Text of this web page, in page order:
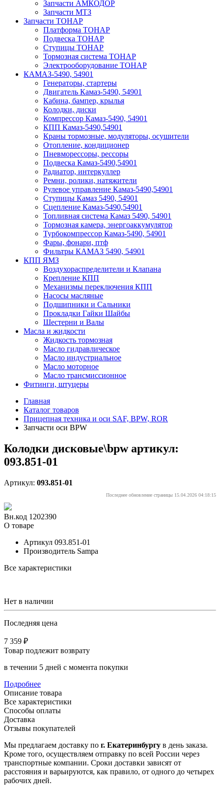
Запчасти АМКОДОР
Запчасти МТЗ
Запчасти ТОНАР
Платформа ТОНАР
Подвеска ТОНАР
Ступицы ТОНАР
Тормозная система ТОНАР
Электрооборудование ТОНАР
КАМАЗ-5490, 54901
Генераторы, стартеры
Двигатель Камаз-5490, 54901
Кабина, бампер, крылья
Колодки, диски
Компрессор Камаз-5490, 54901
КПП Камаз-5490,54901
Краны тормозные, модуляторы, осушители
Отопление, кондиционер
Пневморессоры, рессоры
Подвеска Камаз-5490,54901
Радиатор, интеркуллер
Ремни, ролики, натяжители
Рулевое управление Камаз-5490,54901
Ступицы Камаз 5490, 54901
Сцепление Камаз-5490,54901
Топливная система Камаз 5490, 54901
Тормозная камера, энергоаккумулятор
Турбокомпрессор Камаз-5490, 54901
Фары, фонари, птф
Фильтры КАМАЗ 5490, 54901
КПП ЯМЗ
Воздухораспределители и Клапана
Крепление КПП
Механизмы переключения КПП
Насосы масляные
Подшипники и Сальники
Прокладки Гайки Шайбы
Шестерни и Валы
Масла и жидкости
Жидкость тормозная
Масло гидравлическое
Масло индустриальное
Масло моторное
Масло трансмиссионное
Фитинги, штуцеры
Главная
Каталог товаров
Прицепная техника и оси SAF, BPW, ROR
Запчасти оси BPW
Колодки дисковые\bpw артикул:
093.851-01
Артикул: 093.851-01
Последнее обновление страницы 15.04.2026 04:18:15
Вн.код 1202390
О товаре
Артикул 093.851-01
Производитель Sampa
Все характеристики
Нет в наличии
Последняя цена
7 359 ₽
Товар подлежит возврату
в течении 5 дней с момента покупки
Подробнее
Описание товара
Все характеристики
Способы оплаты
Доставка
Отзывы покупателей
Мы предлагаем доставку по г. Екатеринбургу в день заказа.
Кроме того, осуществляем отправку по всей России через
транспортные компании. Сроки доставки зависят от
расстояния и варьируются, как правило, от одного до четырех
рабочих дней.